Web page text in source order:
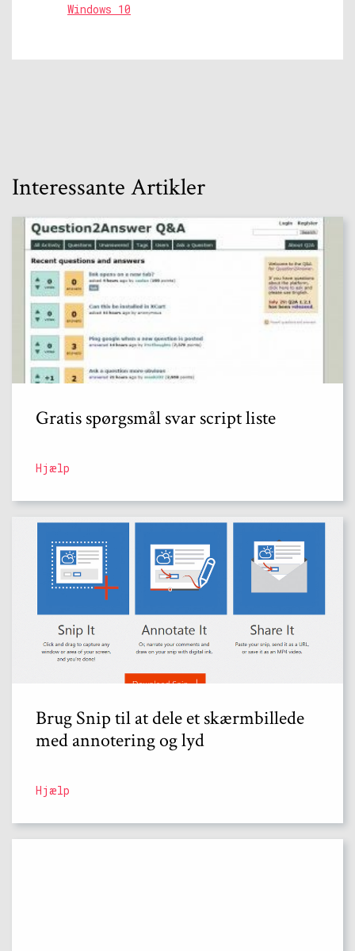
Windows 10
Interessante Artikler
Gratis spørgsmål svar script liste
Hjælp
Brug Snip til at dele et skærmbillede
med annotering og lyd
Hjælp